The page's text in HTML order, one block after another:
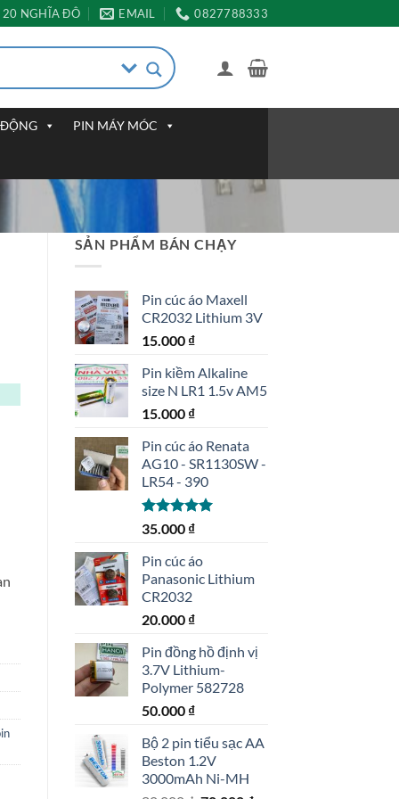
20 NGHĨA ĐÔ EMAIL 0827788333
PIN MÁY MÓC
SẢN PHẨM BÁN CHẠY
Pin cúc áo Maxell
CR2032 Lithium 3V
15.000 ₫
Pin kiềm Alkaline
size N LR1 1.5v AM5
15.000 ₫
Pin cúc áo Renata
AG10 - SR1130SW -
LR54 - 390
Được xếp
5 sao
35.000 ₫
Pin cúc áo
Panasonic Lithium
CR2032
20.000 ₫
Pin đồng hồ định vị
3.7V Lithium-
Polymer 582728
50.000 ₫
Bộ 2 pin tiểu sạc AA
Beston 1.2V
3000mAh Ni-MH